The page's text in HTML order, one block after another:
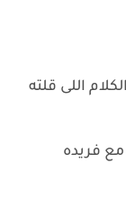
اللى قلته
فريده